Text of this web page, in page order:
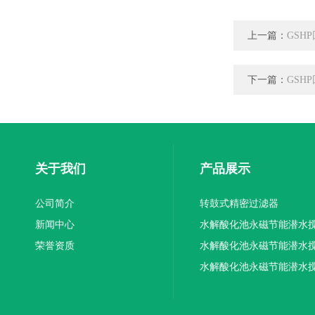
上一篇：
下一篇：
关于我们
公司简介
新闻中心
荣誉资质
产品展示
转鼓式精密过滤器
水解酸化池永磁节能潜水
机厂家供应
水解酸化池永磁节能潜水
机厂家直销
水解酸化池永磁节能潜水